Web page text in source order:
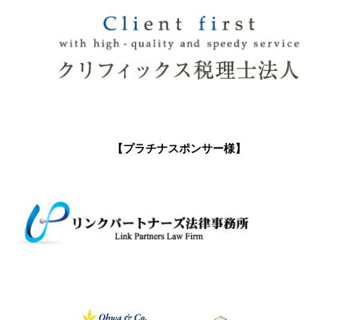
【プラチナスポンサー様】